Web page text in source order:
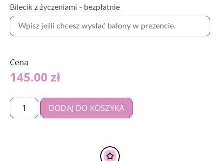
Bilecik z życzeniami - bezpłatnie
Cena
145.00 zł
DODAJ DO KOSZYKA